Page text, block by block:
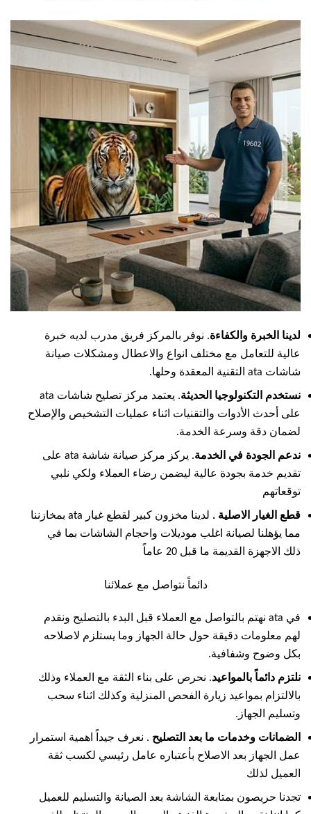
لدينا الخبرة والكفاءة. نوفر بالمركز فريق مدرب لديه خبرة
عالية للتعامل مع مختلف انواع والاعطال ومشكلات صيانة
شاشات ata التقنية المعقدة وحلها.
نستخدم التكنولوجيا الحديثة
. يعتمد مركز تصليح شاشات ata
على أحدث الأدوات والتقنيات اثناء عمليات التشخيص والإصلاح
لضمان دقة وسرعة الخدمة.
ندعم الجودة في الخدمة
. يركز مركز صيانة شاشة ata على
تقديم خدمة بجودة عالية ليضمن رضاء العملاء ولكي نلبي
توقعاتهم
قطع الغيار الاصلية .
لدينا مخزون كبير لقطع غيار ata بمخازننا
مما يؤهلنا لصيانة اغلب موديلات واحجام الشاشات بما في
ذلك الاجهزة القديمة ما قبل 20 عاماً
دائماً نتواصل مع عملائنا
في ata نهتم بالتواصل مع العملاء قبل البدء بالتصليح ونقدم
لهم معلومات دقيقة حول حالة الجهاز وما يستلزم لاصلاحه
بكل وضوح وشفافية.
نلتزم دائماً بالمواعيد. نحرص على بناء الثقة مع العملاء وذلك
بالالتزام بمواعيد زيارة الفحص المنزلية وكذلك اثناء سحب
وتسليم الجهاز.
الضمانات وخدمات ما بعد التصليح . نعرف جيداً اهمية استمرار
عمل الجهاز بعد الاصلاح بأعتباره عامل رئيسي لكسب ثقة
العميل لذلك
تجدنا حريصون بمتابعة الشاشة بعد الصيانة والتسليم للعميل